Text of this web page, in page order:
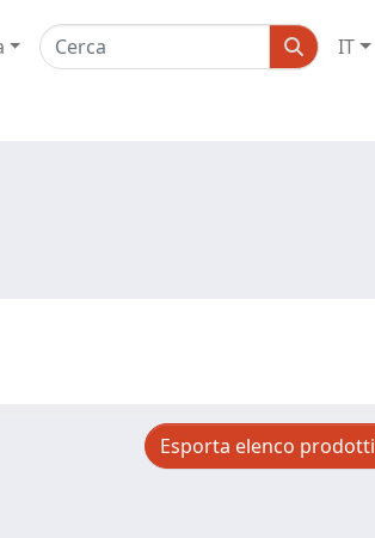
IT
Esporta elenco prodotti